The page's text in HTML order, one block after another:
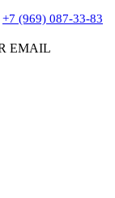
EMAIL
+7 (969) 087-33-83